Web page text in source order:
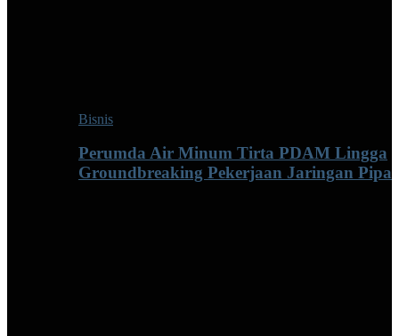
Bisnis
Perumda Air Minum Tirta PDAM Lingga
Groundbreaking Pekerjaan Jaringan Pipa